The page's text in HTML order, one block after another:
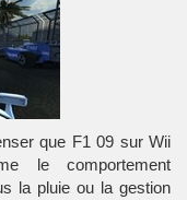
que F1 09 sur Wii
le comportement
la pluie ou la gestion